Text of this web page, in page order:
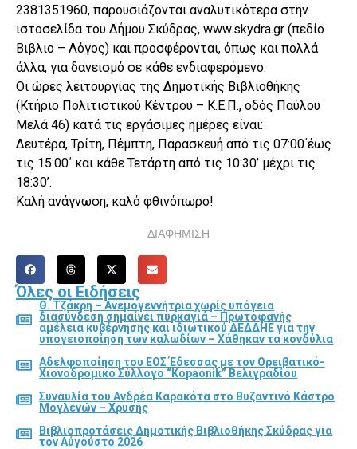
2381351960, παρουσιάζονται αναλυτικότερα στην
ιστοσελίδα του Δήμου Σκύδρας, www.skydra.gr (πεδίο
Βιβλιο – Λόγος) και προσφέρονται, όπως και πολλά
άλλα, για δανεισμό σε κάθε ενδιαφερόμενο.
Οι ώρες λειτουργίας της Δημοτικής Βιβλιοθήκης
(Κτήριο Πολιτιστικού Κέντρου – Κ.Ε.Π., οδός Παύλου
Μελά 46) κατά τις εργάσιμες ημέρες είναι:
Δευτέρα, Τρίτη, Πέμπτη, Παρασκευή από τις 07:00΄έως
τις 15:00΄ και κάθε Τετάρτη από τις 10:30’ μέχρι τις
18:30’.
Καλή ανάγνωση, καλό φθινόπωρο!
ΔΙΑΦΗΜΙΣΗ
Όλες οι Ειδήσεις
Θ. Τζάκρη – Ανεμογεννήτρια χωρίς υπόγεια
διασύνδεση σημαίνει πυρκαγιά – Πρωτοφανής
αμέλεια κυβέρνησης και ιδιωτικού ΔΕΔΔΗΕ για την
υπογειοποίηση των καλωδίων – Χάθηκαν τα κονδύλια
Αδελφοποίηση του ΕΟΣ Έδεσσας με τον Ορειβατικό-
Χιονοδρομικό Σύλλογο “Kopaonik” Βελιγραδίου
Συναυλία του Ανδρέα Καρακότα στο Βυζαντινό Κάστρο
Μογλενών – Χρυσής
Βιβλιοπροτάσεις Δημοτικής Βιβλιοθήκης Σκύδρας για
τον Αύγούστο 2026